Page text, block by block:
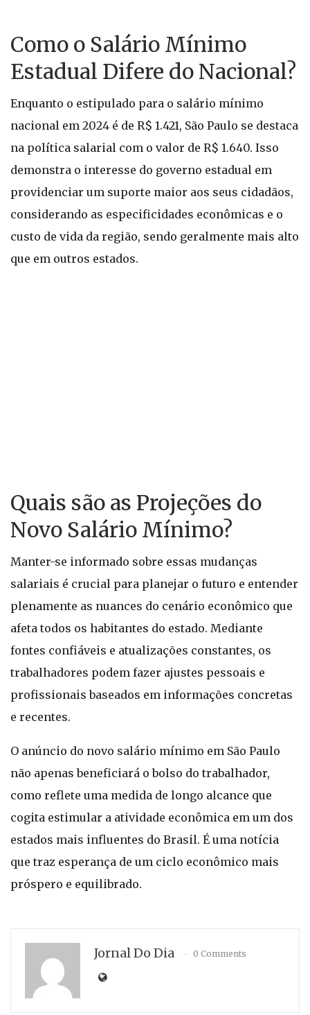
Como o Salário Mínimo
Estadual Difere do Nacional?
Enquanto o estipulado para o salário mínimo
nacional em 2024 é de R$ 1.421, São Paulo se destaca
na política salarial com o valor de R$ 1.640. Isso
demonstra o interesse do governo estadual em
providenciar um suporte maior aos seus cidadãos,
considerando as especificidades econômicas e o
custo de vida da região, sendo geralmente mais alto
que em outros estados.
Quais são as Projeções do
Novo Salário Mínimo?
Manter-se informado sobre essas mudanças
salariais é crucial para planejar o futuro e entender
plenamente as nuances do cenário econômico que
afeta todos os habitantes do estado. Mediante
fontes confiáveis e atualizações constantes, os
trabalhadores podem fazer ajustes pessoais e
profissionais baseados em informações concretas
e recentes.
O anúncio do novo salário mínimo em São Paulo
não apenas beneficiará o bolso do trabalhador,
como reflete uma medida de longo alcance que
cogita estimular a atividade econômica em um dos
estados mais influentes do Brasil. É uma notícia
que traz esperança de um ciclo econômico mais
próspero e equilibrado.
Jornal Do Dia 0 Comments